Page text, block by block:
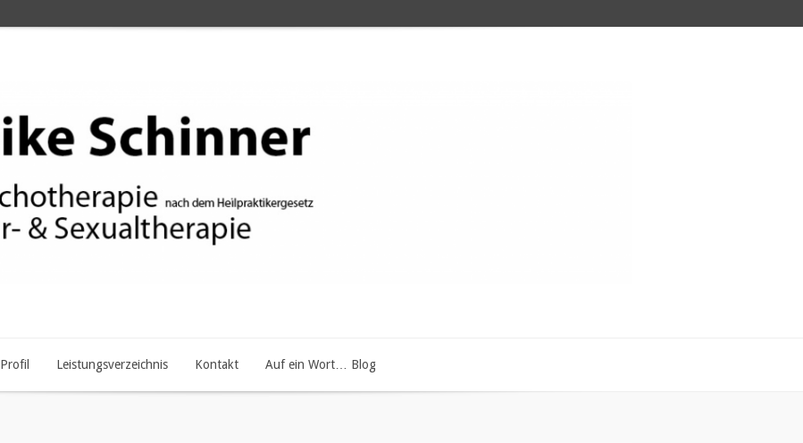
Profil Leistungsverzeichnis Kontakt Auf ein Wort… Blog